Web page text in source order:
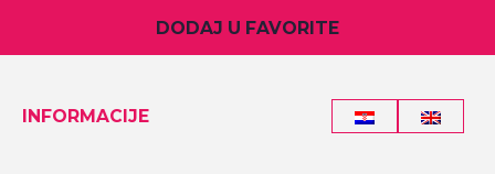
DODAJ U FAVORITE
INFORMACIJE